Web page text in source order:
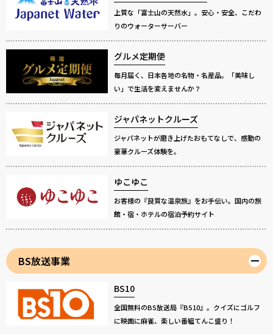
上質な「富士山の天然水」。安心・安全、こだわ
りのウォーターサーバー
グルメ定期便
毎月届く、日本各地の名物・名産品。「美味し
い」で生活を変えませんか？
ジャパネットクルーズ
ジャパネットが磨き上げたおもてなしで、感動の
豪華クルーズ体験を。
ゆこゆこ
お客様の『良質な温泉旅』をお手伝い。国内の旅
館・宿・ホテルの宿泊予約サイト
BS放送事業
BS10
全国無料のBS放送局『BS10』。クイズにゴルフ
に映画に麻雀、楽しい番組てんこ盛り！